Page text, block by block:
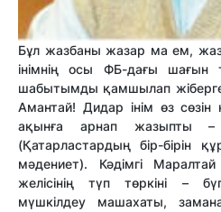
Бұл жазбаны жазар ма ем,
інімнің осы ФБ-дағы шағын
шабытымды қамшылап
Амантай! Дидар інім өз
ақынға арнап жазыпты –
(Қатарластардың бір-бірін
мәдениет). Кәдімгі
желісінің түп төркіні –
мүшкілдеу машахаты,